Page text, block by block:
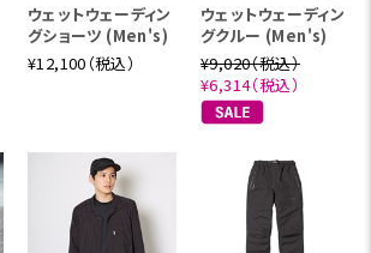
ウェットウェーディン
グショーツ (Men's)
¥12,100（税込）
ウェットウェーディン
グクルー (Men's)
¥9,020（税込）
¥6,314（税込）